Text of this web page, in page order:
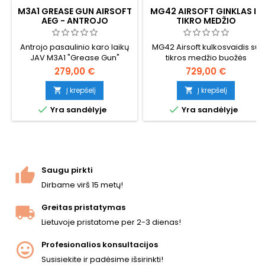
M3A1 GREASE GUN AIRSOFT
AEG - ANTROJO
PASAULINIO KARO LAIKŲ
METALINIS SMG, 500 MB
HI-CAP
Antrojo pasaulinio karo laikų
JAV M3A1 "Grease Gun"
airsoft AEG, metalinė
aliuminio ir plieno
konstrukcija, speciali pavarų
dėžė, 500 šovinių dėtuvė,
reguliuojamas šuolis, ~1,34 J.
Kompaktiškas 508 mm
279,00 €
 Į krepšelį
 Yra sandėlyje
MG42 AIRSOFT GINKLAS IŠ
TIKRO MEDŽIO
MG42 Airsoft kulkosvaidis su
tikros medžio buožės
729,00 €
 Į krepšelį
 Yra sandėlyje
Saugu pirkti
Dirbame virš 15 metų!
Greitas pristatymas
Lietuvoje pristatome per 2-3 dienas!
Profesionalios konsultacijos
Susisiekite ir padėsime išsirinkti!